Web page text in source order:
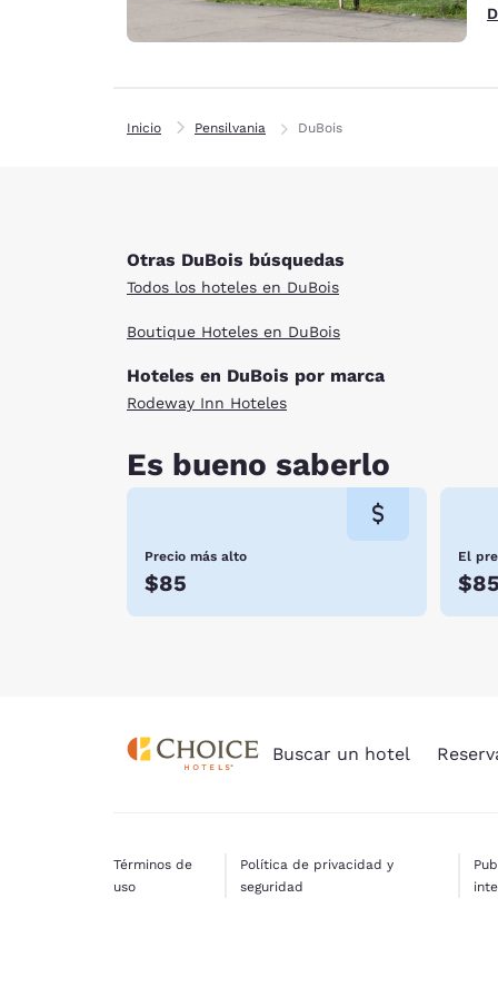
Inicio Pensilvania DuBois
Otras DuBois búsquedas
Todos los hoteles en DuBois
Boutique Hoteles en DuBois
Hoteles en DuBois por marca
Rodeway Inn Hoteles
Es bueno saberlo
Precio más alto
$85
El
$85
Buscar un hotel
Términos de
uso
Política de privacidad y
seguridad